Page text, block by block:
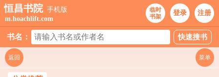
恒昌书院 手机版
m.hoachlift.com
临时
书架
登录 注册
书名：
返回 菜单